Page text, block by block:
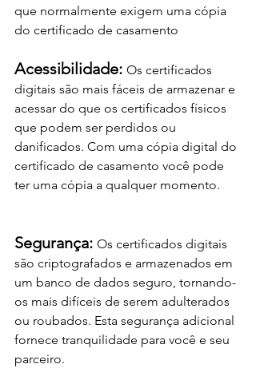
que normalmente exigem uma cópia
do certificado de casamento
Acessibilidade: Os certificados
digitais são mais fáceis de armazenar e
acessar do que os certificados físicos
que podem ser perdidos ou
danificados. Com uma cópia digital do
certificado de casamento você pode
ter uma cópia a qualquer momento.
Segurança: Os certificados digitais
são criptografados e armazenados em
um banco de dados seguro, tornando-
os mais difíceis de serem adulterados
ou roubados. Esta segurança adicional
fornece tranquilidade para você e seu
parceiro.